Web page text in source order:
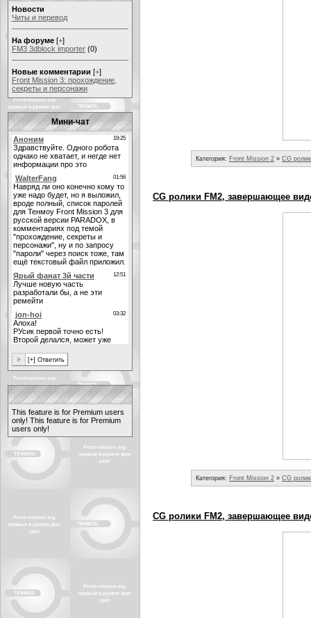
Новости
Читы и перевод
На форуме [+]
FM3 3dblock importer (0)
Новые комментарии [+]
Front Mission 3: прохождение,
секреты и персонажи
Мини-чат
This feature is for Premium users
only! This feature is for Premium
users only!
Категория: Front Mission 2 » CG
CG ролики FM2, завершающее
Категория: Front Mission 2 » CG
CG ролики FM2, завершающее